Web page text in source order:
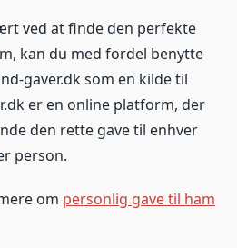
ved at finde den perfekte
kan du med fordel benytte
gaver.dk som en kilde til
er en online platform, der
den rette gave til enhver
person.
om personlig gave til ham